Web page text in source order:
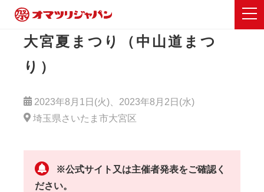
大宮夏まつり（中山道まつ
り）
2023年8月1日(火)、2023年8月2日(水)
埼玉県さいたま市大宮区
※公式サイト又は主催者発表をご確認く
ださい。